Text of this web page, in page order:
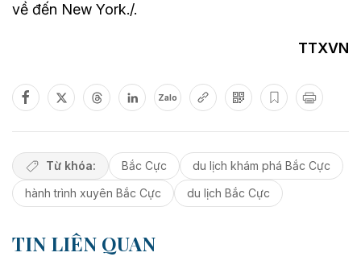
về đến New York./.
TTXVN
Zalo
Từ khóa: Bắc Cực
du lịch khám phá Bắc Cực
hành trình xuyên Bắc Cực
du lịch Bắc Cực
TIN LIÊN QUAN